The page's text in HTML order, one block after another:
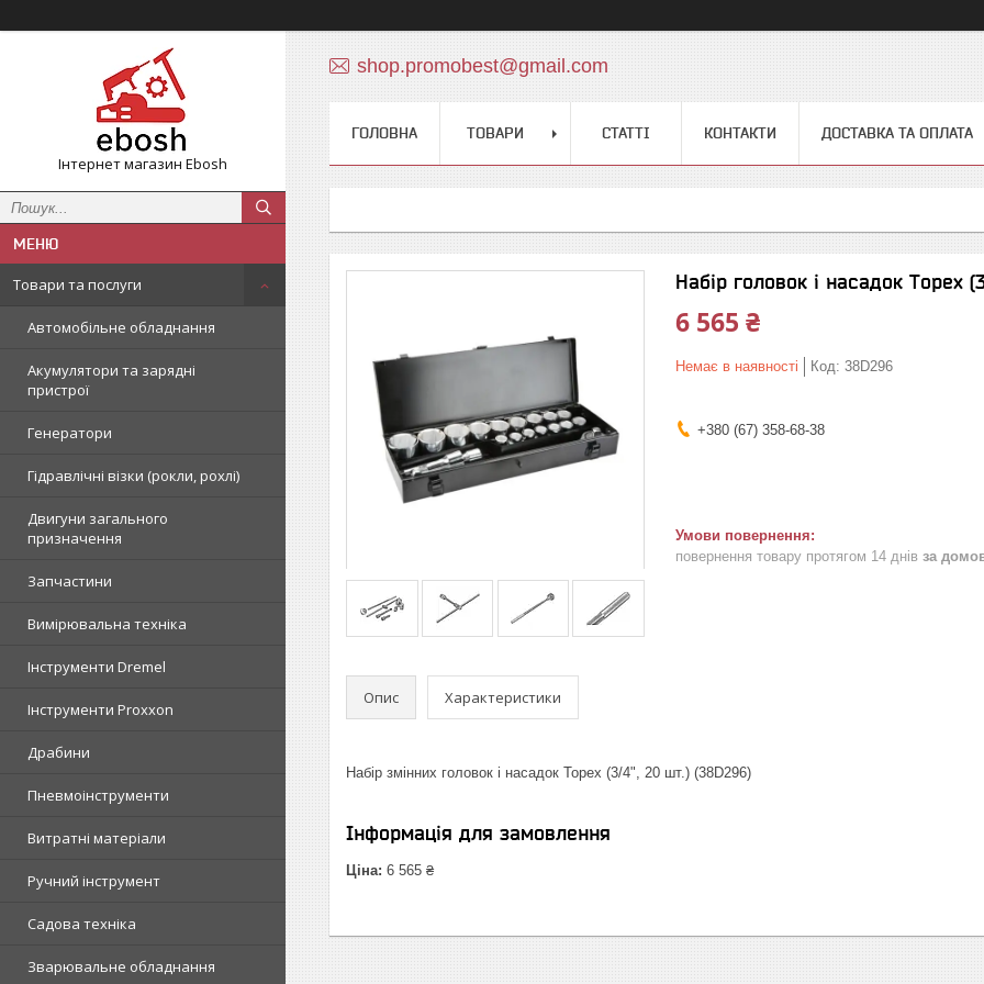
Інтернет магазин Ebosh
Товари та послуги
Автомобільне обладнання
Акумулятори та зарядні
пристрої
Генератори
Гідравлічні візки (рокли, рохлі)
Двигуни загального
призначення
Запчастини
Вимірювальна техніка
Інструменти Dremel
Інструменти Proxxon
Драбини
Пневмоінструменти
Витратні матеріали
Ручний інструмент
Садова техніка
Зварювальне обладнання
shop.promobest@gmail.com
ГОЛОВНА ТОВАРИ СТАТТІ КОНТАКТИ ДОСТАВКА ТА ОПЛАТА
Набір головок і насадок Topex
6 565 ₴
Немає в наявності Код: 38D296
+380 (67) 358-68-38
повернення товару протягом 14 днів за
Опис Характеристики
Набір змінних головок і насадок Topex (3/4", 20 шт.) (38D296)
Інформація для замовлення
Ціна: 6 565 ₴